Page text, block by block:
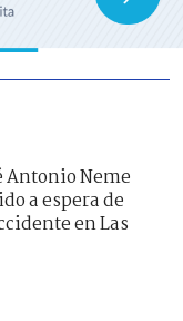
Antonio Neme
a espera de
en Las